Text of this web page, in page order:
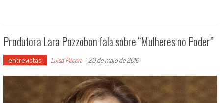
Produtora Lara Pozzobon fala sobre “Mulheres no Poder”
entrevistas Luísa Pécora- 20 de maio de 2016